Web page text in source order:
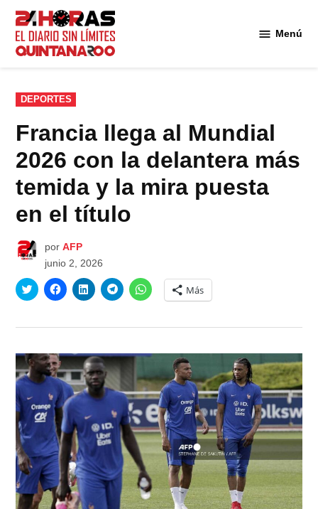
Saltar
contenido
Menú
PUBLICADO
EN
DEPORTES
Francia llega al Mundial
2026 con la delantera más
temida y la mira puesta
en el título
por AFP
junio 2, 2026
Haz
clic
en
abre
en
una
ventana
nueva)
Haz
clic
en
abre
en
una
ventana
nueva)
Haz
clic
en
abre
en
una
ventana
nueva)
Haz
clic
en
abre
en
una
ventana
nueva)
Haz
clic
para
en
abre
en
ventana
nueva)
Más